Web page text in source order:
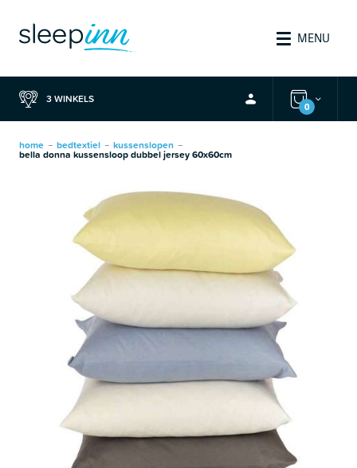
MENU
3 WINKELS
0
home — bedtextiel — kussenslopen —
bella donna kussensloop dubbel jersey 60x60cm